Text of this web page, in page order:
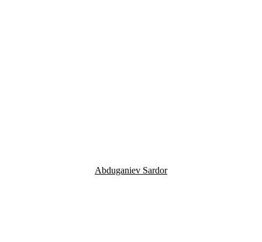
Abduganiev Sardor